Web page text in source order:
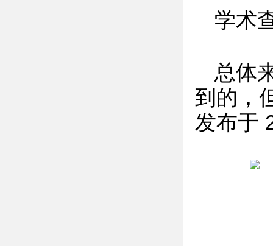
学术
总体
到的，
发布于